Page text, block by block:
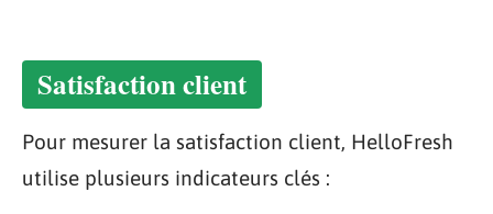
Satisfaction client
Pour mesurer la satisfaction client, HelloFresh
utilise plusieurs indicateurs clés :